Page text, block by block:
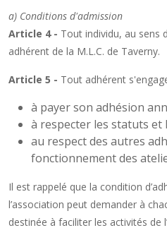
a) Conditions d'admission
Article 4 - Tout individu, au sens
adhérent de la M.L.C. de Taverny.
Article 5 - Tout adhérent
à payer son adhésion
à respecter les statuts
au respect des autres
fonctionnement des
Il est rappelé que la condition
l’association peut demander à
destinée à faciliter les activités de